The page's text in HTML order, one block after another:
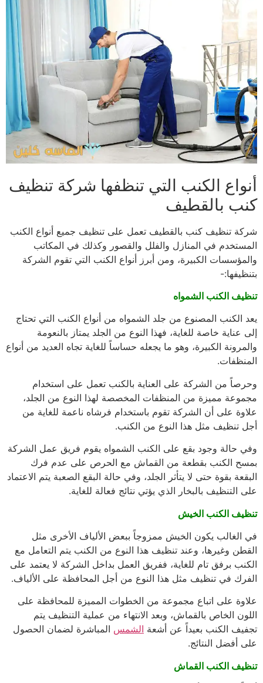
أنواع الكنب التي تنظفها شركة تنظيف
كنب بالقطيف
شركة تنظيف كنب بالقطيف تعمل على تنظيف جميع أنواع الكنب
المستخدم في المنازل والفلل والقصور وكذلك في المكاتب
والمؤسسات الكبيرة، ومن أبرز أنواع الكنب التي تقوم الشركة
بتنظيفها:-
تنظيف الكنب الشمواه
يعد الكنب المصنوع من جلد الشمواه من أنواع الكنب التي تحتاج
إلى عناية خاصة للغاية، فهذا النوع من الجلد يمتاز بالنعومة
والمرونة الكبيرة، وهو ما يجعله حساساً للغاية تجاه العديد من أنواع
المنظفات.
وحرصاً من الشركة على العناية بالكنب تعمل على استخدام
مجموعة مميزة من المنظفات المخصصة لهذا النوع من الجلد،
علاوة على أن الشركة تقوم باستخدام فرشاه ناعمة للغاية من
أجل تنظيف مثل هذا النوع من الكنب.
وفي حالة وجود بقع على الكنب الشمواه يقوم فريق عمل الشركة
بمسح الكنب بقطعة من القماش مع الحرص على عدم فرك
البقعة بقوة حتى لا يتأثر الجلد، وفي حالة البقع الصعبة يتم الاعتماد
على التنظيف بالبخار الذي يؤتي نتائج فعالة للغاية.
تنظيف الكنب الخيش
في الغالب يكون الخيش ممزوجاً ببعض الألياف الأخرى مثل
القطن وغيرها، وعند تنظيف هذا النوع من الكنب يتم التعامل مع
الكنب برفق تام للغاية، ففريق العمل بداخل الشركة لا يعتمد على
الفرك في تنظيف مثل هذا النوع من أجل المحافظة على الألياف.
علاوة على اتباع مجموعة من الخطوات المميزة للمحافظة على
اللون الخاص بالقماش، وبعد الانتهاء من عملية التنظيف يتم
تجفيف الكنب بعيداً عن أشعة الشمس المباشرة لضمان الحصول
على أفضل النتائج.
تنظيف الكنب القماش